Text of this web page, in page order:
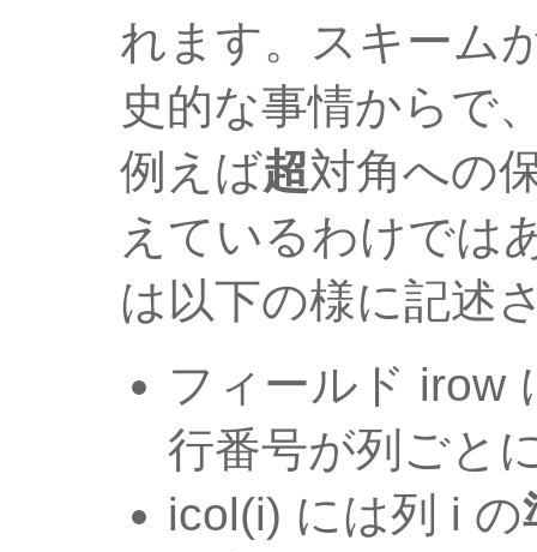
れます。スキーム
史的な事情からで
例えば超対角への
えているわけでは
は以下の様に記述
フィールド irow
行番号が列ごと
icol(i) には列 i の